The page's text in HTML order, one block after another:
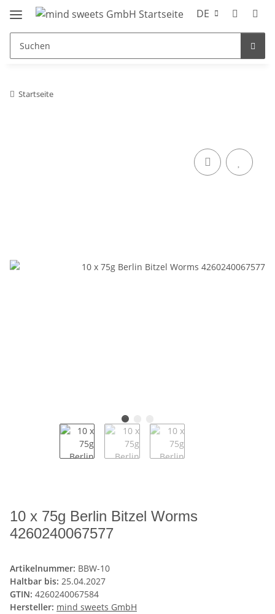
DE
Startseite
10 x 75g Berlin Bitzel Worms
4260240067577
Artikelnummer: BBW-10
Haltbar bis: 25.04.2027
GTIN: 4260240067584
Hersteller: mind sweets GmbH